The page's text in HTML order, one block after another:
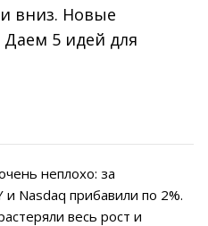
вниз. Новые
5 идей для
неплохо: за
и Nasdaq прибавили по 2%.
весь рост и